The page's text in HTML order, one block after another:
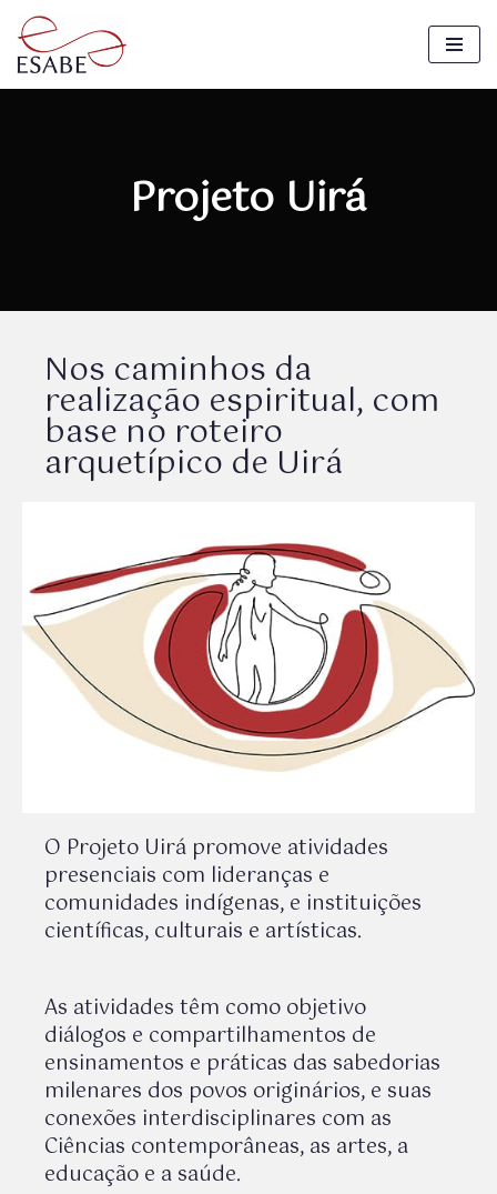
Pular
para
Projeto Uirá
Nos caminhos da
realização espiritual, com
base no roteiro
arquetípico de Uirá
O Projeto Uirá promove atividades
presenciais com lideranças e
comunidades indígenas, e instituições
científicas, culturais e artísticas.
As atividades têm como objetivo
diálogos e compartilhamentos de
ensinamentos e práticas das sabedorias
milenares dos povos originários, e suas
conexões interdisciplinares com as
Ciências contemporâneas, as artes, a
educação e a saúde.